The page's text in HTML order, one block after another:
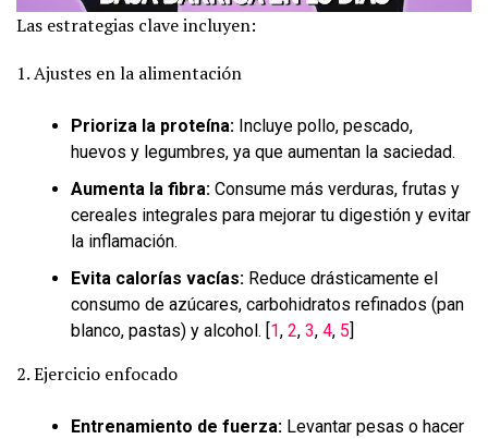
Las estrategias clave incluyen:
1. Ajustes en la alimentación
Prioriza la proteína: Incluye pollo, pescado,
huevos y legumbres, ya que aumentan la saciedad.
Aumenta la fibra: Consume más verduras, frutas y
cereales integrales para mejorar tu digestión y evitar
la inflamación.
Evita calorías vacías: Reduce drásticamente el
consumo de azúcares, carbohidratos refinados (pan
blanco, pastas) y alcohol. [ 1, 2, 3, 4, 5
2. Ejercicio enfocado
Entrenamiento de fuerza: Levantar pesas o hacer